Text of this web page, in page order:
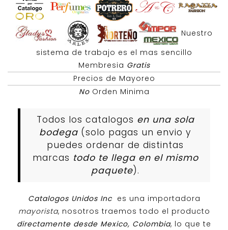
Nuestro
sistema de trabajo es el mas sencillo
Membresia Gratis
Precios de Mayoreo
NoOrden Minima
Todos los catalogos en una sola
bodega (solo pagas un envio y
puedes ordenar de distintas
marcas todo te llega en el mismo
paquete).
Catalogos Unidos Inc es una importadora
mayorista, nosotros traemos todo el producto
directamente desde Mexico, Colombia, lo que te